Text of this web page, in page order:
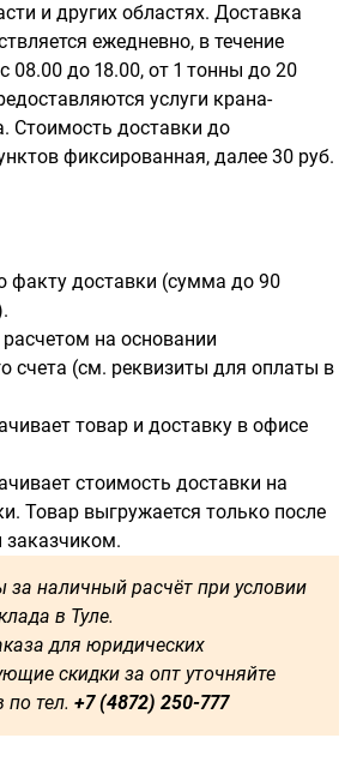
и других областях. Доставка
ежедневно, в течение
08.00 до 18.00, от 1 тонны до 20
услуги крана-
Стоимость доставки до
фиксированная, далее 30 руб.
факту доставки (сумма до 90
на основании
счета (см. реквизиты для оплаты в
товар и доставку в офисе
стоимость доставки на
Товар выгружается только после
за наличный расчёт при условии
в Туле.
для юридических
скидки за опт уточняйте
по тел. +7 (4872) 250-777
для заказа:
1500 1600
2750 3000 3250
3750 4000
4750 5000 5250